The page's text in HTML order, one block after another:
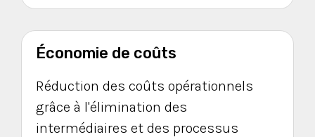
Économie de coûts
Réduction des coûts opérationnels
grâce à l'élimination des
intermédiaires et des processus